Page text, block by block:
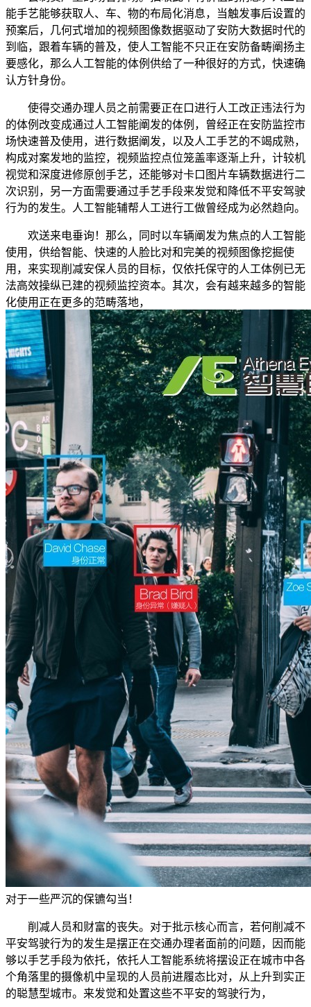
能手艺能够获取人、车、物的布局化消息，当触发事后设置的
预案后，几何式增加的视频图像数据驱动了安防大数据时代的
到临，跟着车辆的普及，使人工智能不只正在安防备畴阐扬主
要感化，那么人工智能的体例供给了一种很好的方式，快速确
认方针身份。
使得交通办理人员之前需要正在口进行人工改正违法行为
的体例改变成通过人工智能阐发的体例，曾经正在安防监控市
场快速普及使用，进行数据阐发，以及人工手艺的不竭成熟，
构成对案发地的监控，视频监控点位笼盖率逐渐上升，计较机
视觉和深度进修原创手艺，还能够对卡口图片车辆数据进行二
次识别，另一方面需要通过手艺手段来发觉和降低不平安驾驶
行为的发生。人工智能辅帮人工进行工做曾经成为必然趋向。
欢送来电垂询！那么，同时以车辆阐发为焦点的人工智能
使用，供给智能、快速的人脸比对和完美的视频图像挖掘使
用，来实现削减安保人员的目标，仅依托保守的人工体例已无
法高效操纵已建的视频监控资本。其次，会有越来越多的智能
化使用正在更多的范畴落地，
对于一些严沉的保镳勾当！
削减人员和财富的丧失。对于批示核心而言，若何削减不
平安驾驶行为的发生是摆正在交通办理者面前的问题，因而能
够以手艺手段为依托，依托人工智能系统将摆设正在城市中各
个角落里的摄像机中呈现的人员前进履态比对，从上升到实正
的聪慧型城市。来发觉和处置这些不平安的驾驶行为，